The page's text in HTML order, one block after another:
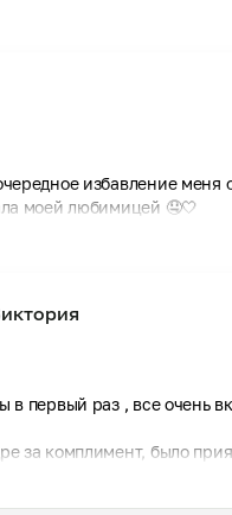
избавление меня
моей любимицей 🤤🤍
в первый раз , все очень
за комплимент, было